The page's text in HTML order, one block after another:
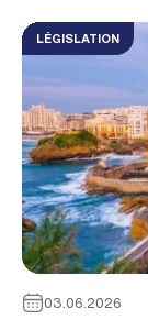
LÉGISLATION
03.06.2026